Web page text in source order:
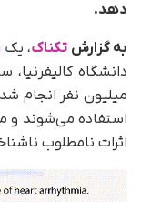
دهد.
به گزارش تکناک، یک
میلیون نفر انجام
استفاده می‌شوند و
اثرات نامطلوب